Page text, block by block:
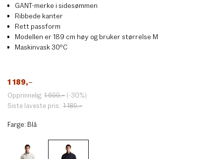
GANT-merke i sidesømmen
Ribbede kanter
Rett passform
Modellen er 189 cm høy og bruker størrelse M
Maskinvask 30ºC
1 189,–
Opprinnelig: 1 699,– (-30%)
Siste laveste pris: 1 189,–
Farge: Blå